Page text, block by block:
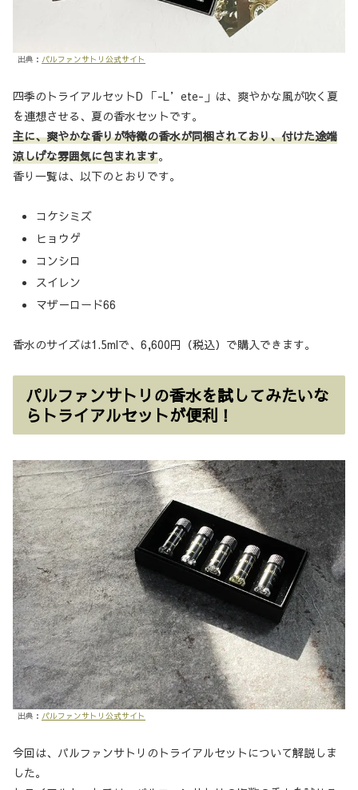
出典： パルファンサトリ公式サイト
四季のトライアルセットD 「-L’ete-」は、爽やかな風が吹く夏
を連想させる、夏の香水セットです。
主に、爽やかな香りが特徴の香水が同梱されており、付けた途端
涼しげな雰囲気に包まれます。
香り一覧は、以下のとおりです。
コケシミズ
ヒョウゲ
コンシロ
スイレン
マザ－ロード66
香水のサイズは1.5mlで、6,600円（税込）で購入できます。
パルファンサトリの香水を試してみたいな
らトライアルセットが便利！
出典： パルファンサトリ公式サイト
今回は、パルファンサトリのトライアルセットについて解説しま
した。